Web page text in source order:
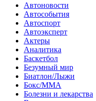
Автоновости
Автособытия
Автоспорт
Автоэксперт
Актеры
Аналитика
Баскетбол
Безумный мир
Биатлон/Лыжи
Бокс/MMA
Болезни и лекарства